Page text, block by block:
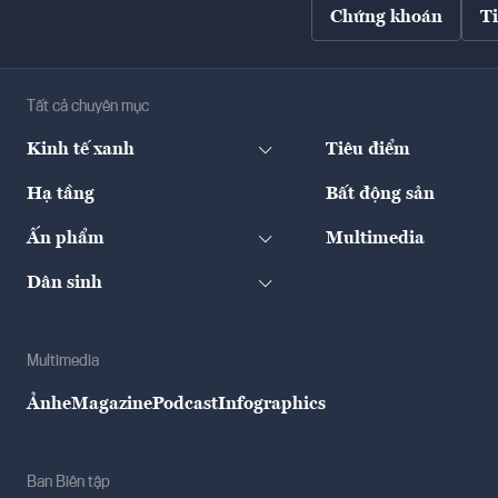
Chứng khoán
Tất cả chuyên mục
Kinh tế xanh Tiêu điểm
Hạ tầng Bất động sản
Ấn phẩm Multimedia
Dân sinh
Multimedia
ẢnheMagazinePodcastInfographics
Ban Biên tập